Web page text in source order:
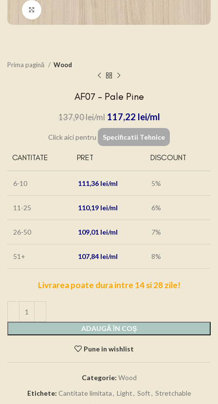
Prima pagină Wood
AF07 – Pale Pine
137,90lei 117,22 lei
Click aici pentru Specificatii Tehnice
CANTITATE PRET DISCOUNT
6-10 111,36 lei 5%
11-25 110,19 lei 6%
26-50 109,01 lei 7%
51+ 107,84 lei 8%
Livrarea poate dura intre 14 si 28 zile!
ADAUGĂ ÎN COȘ
Pune in wishlist
Categorie: Wood
Etichete: Cantitate limitata, Light, Soft, Stretchable